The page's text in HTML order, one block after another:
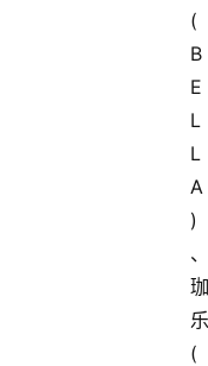
(
B
E
L
L
A
)
、
珈
乐
(